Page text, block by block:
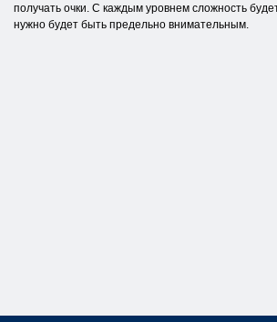
получать очки. С каждым уровнем сложность
нужно будет быть предельно внимательным.